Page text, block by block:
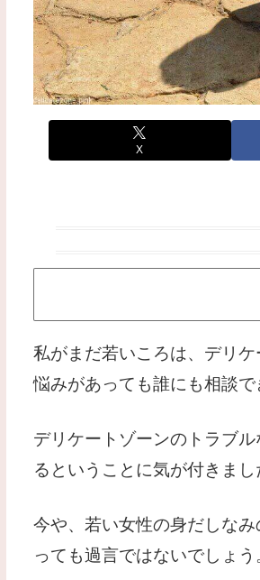
X
私がまだ若いころは、デリ
悩みがあっても誰にも相談で
デリケートゾーンのトラブ
るということに気が付きまし
今や、若い女性の身だしな
っても過言ではないでしょう